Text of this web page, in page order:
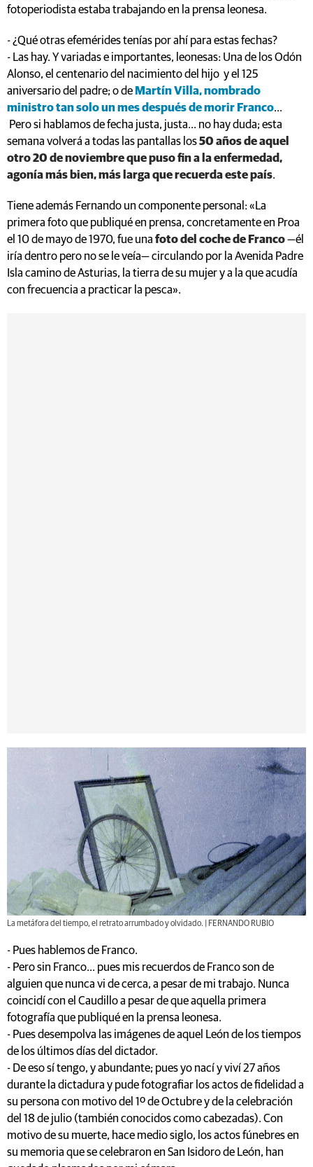
fotoperiodista estaba trabajando en la prensa leonesa.
- ¿Qué otras efemérides tenías por ahí para estas fechas?
- Las hay. Y variadas e importantes, leonesas: Una de los Odón
Alonso, el centenario del nacimiento del hijo y el 125
aniversario del padre; o de Martín Villa, nombrado
ministro tan solo un mes después de morir Franco...
Pero si hablamos de fecha justa, justa... no hay duda; esta
semana volverá a todas las pantallas los50 años de aquel
otro 20 de noviembre que puso fin a la enfermedad,
agonía más bien, más larga que recuerda este país.
Tiene además Fernando un componente personal: «La
primera foto que publiqué en prensa, concretamente en Proa
el 10 de mayo de 1970, fue una foto del coche de Franco—él
iría dentro pero no se le veía— circulando por la Avenida Padre
Isla camino de Asturias, la tierra de su mujer y a la que acudía
con frecuencia a practicar la pesca».
La metáfora del tiempo, el retrato arrumbado y olvidado. | FERNANDO RUBIO
- Pues hablemos de Franco.
- Pero sin Franco... pues mis recuerdos de Franco son de
alguien que nunca vi de cerca, a pesar de mi trabajo. Nunca
coincidí con el Caudillo a pesar de que aquella primera
fotografía que publiqué en la prensa leonesa.
- Pues desempolva las imágenes de aquel León de los tiempos
de los últimos días del dictador.
- De eso sí tengo, y abundante; pues yo nací y viví 27 años
durante la dictadura y pude fotografiar los actos de fidelidad a
su persona con motivo del 1º de Octubre y de la celebración
del 18 de julio (también conocidos como cabezadas). Con
motivo de su muerte, hace medio siglo, los actos fúnebres en
su memoria que se celebraron en San Isidoro de León, han